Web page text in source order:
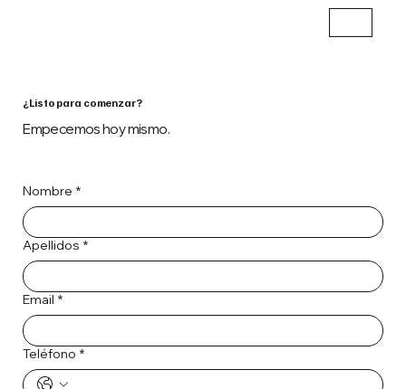
¿Listo para comenzar?
Empecemos hoy mismo.
Nombre *
Apellidos *
Email *
Teléfono *